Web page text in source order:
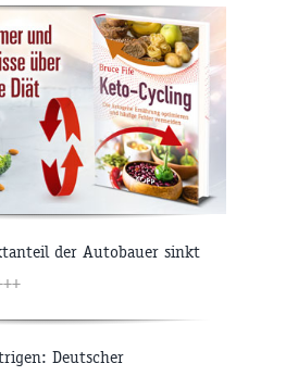
der Autobauer sinkt
Deutscher